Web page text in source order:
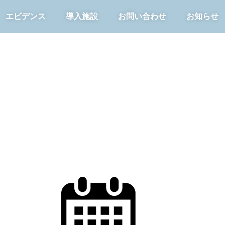
エビデンス 導入施設 お問い合わせ お知らせ